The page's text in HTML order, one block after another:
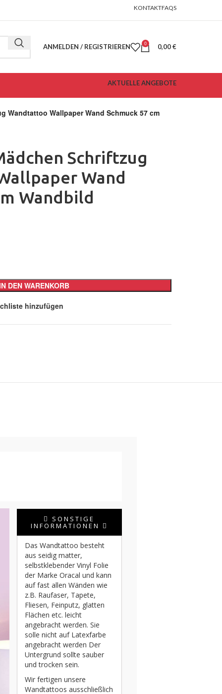
KONTAKTFAQS
ANMELDEN / REGISTRIEREN 0 0,00€
AKTUELLE ANGEBOTE
Wandtattoo Wallpaper Wand Schmuck 57 cm
Schriftzug
Wand
Wandbild
DEN WARENKORB
hinzufügen
SONSTIGE
INFORMATIONEN
Das Wandtattoo besteht
aus seidig matter,
selbstklebender Vinyl Folie
der Marke Oracal und kann
auf fast allen Wänden wie
z.B. Raufaser, Tapete,
Fliesen, Feinputz, glatten
Flächen etc. leicht
angebracht werden. Sie
solle nicht auf Latexfarbe
angebracht werden Der
Untergrund sollte sauber
und trocken sein.
Wir fertigen unsere
Wandtattoos ausschließlich